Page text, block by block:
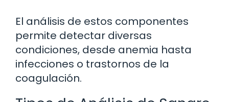
El análisis de estos componentes
permite detectar diversas
condiciones, desde anemia hasta
infecciones o trastornos de la
coagulación.